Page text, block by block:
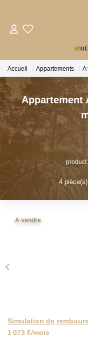
Accueil Appartements A
Appartement
4pièce(s)
A vendre
Simulation de
1 073 €/mois